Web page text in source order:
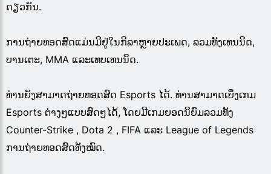
ດຽວກັນ.
ການຖ່າຍທອດສົດແມ່ນມີຢູ່ໃນກິລາຫຼາຍປະເພດ, ລວມທັງເທນນິດ,
ບານເຕະ, MMA ແລະເທບເທນນິດ.
ທ່ານຍັງສາມາດຖ່າຍທອດສົດ Esports ໄດ້. ທ່ານສາມາດເບິ່ງເກມ
Esports ຕ່າງໆແບບສົດໆໄດ້, ໂດຍມີເກມຍອດນິຍົມລວມທັງ
Counter-Strike , Dota 2 , FIFA ແລະ League of Legends
ການຖ່າຍທອດສົດທັງໝົດ.